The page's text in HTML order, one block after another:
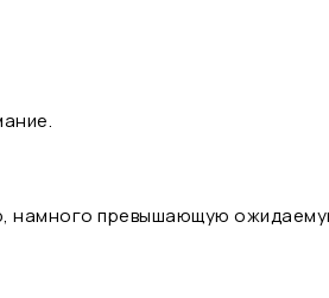
намного превышающую